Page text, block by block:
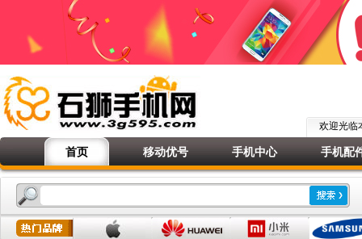
欢迎光
首页 移动优号 手机中心 手机配